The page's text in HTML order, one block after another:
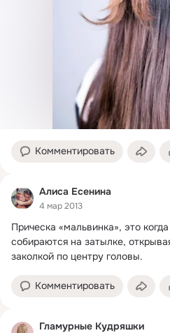
Комментировать
Алиса Есенина
4 мар 2013
Прическа «мальвинка», это
собираются на затылке,
заколкой по центру головы.
Комментировать
Гламурные Кудряшки